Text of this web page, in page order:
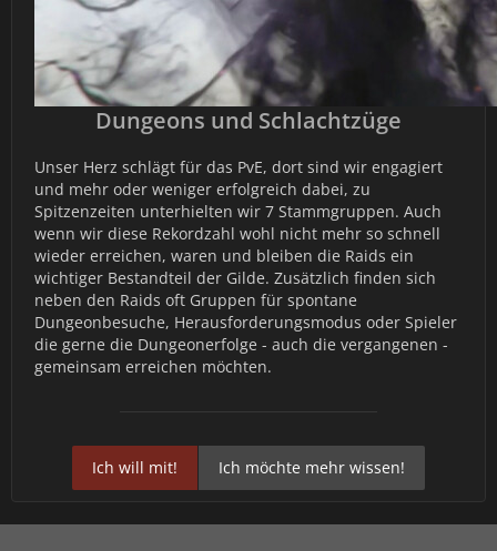
Dungeons und Schlachtzüge
Unser Herz schlägt für das PvE, dort sind wir engagiert
und mehr oder weniger erfolgreich dabei, zu
Spitzenzeiten unterhielten wir 7 Stammgruppen. Auch
wenn wir diese Rekordzahl wohl nicht mehr so schnell
wieder erreichen, waren und bleiben die Raids ein
wichtiger Bestandteil der Gilde. Zusätzlich finden sich
neben den Raids oft Gruppen für spontane
Dungeonbesuche, Herausforderungsmodus oder Spieler
die gerne die Dungeonerfolge - auch die vergangenen -
gemeinsam erreichen möchten.
Ich will mit! Ich möchte mehr wissen!